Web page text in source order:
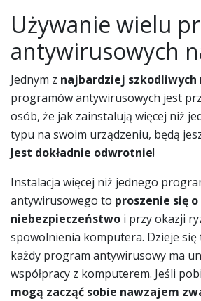
Używanie wielu
antywirusowych
Jednym z najbardziej
programów antywirusowych jest
osób, że jak zainstalują więcej niż
typu na swoim urządzeniu, będą
Jest dokładnie odwrotnie!
Instalacja więcej niż jednego
antywirusowego to proszenie się
niebezpieczeństwo i przy okazji
spowolnienia komputera. Dzieje się
każdy program antywirusowy ma
współpracy z komputerem. Jeśli
mogą zacząć sobie nawzajem